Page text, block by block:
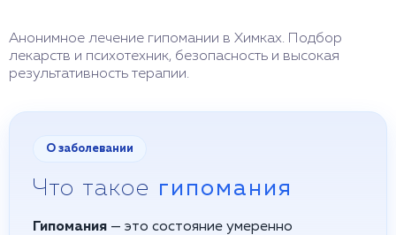
Анонимное лечение гипомании в Химках. Подбор
лекарств и психотехник, безопасность и высокая
результативность терапии.
О заболевании
Что такое гипомания
Гипомания — это состояние умеренно